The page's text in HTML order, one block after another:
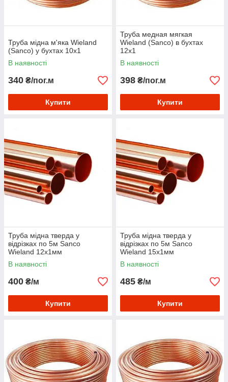
Труба мідна м'яка Wieland
(Sanco) у бухтах 10х1
В наявності
340 ₴/пог.м
Купити
Труба медная мягкая
Wieland (Sanco) в бухтах
12х1
В наявності
398 ₴/пог.м
Купити
Труба мідна тверда у
відрізках по 5м Sanco
Wieland 12х1мм
В наявності
400 ₴/м
Купити
Труба мідна тверда у
відрізках по 5м Sanco
Wieland 15х1мм
В наявності
485 ₴/м
Купити